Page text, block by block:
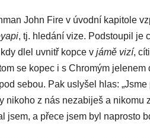
John Fire v úvodní kapitole
, tj. hledání vize. Podstoupil je
dlel uvnitř kopce v jámě vizí,
se kopec i s Chromým
sebou. Pak uslyšel hlas:
nikoho z nás nezabiješ a
jsem, a přece jsem byl naprosto